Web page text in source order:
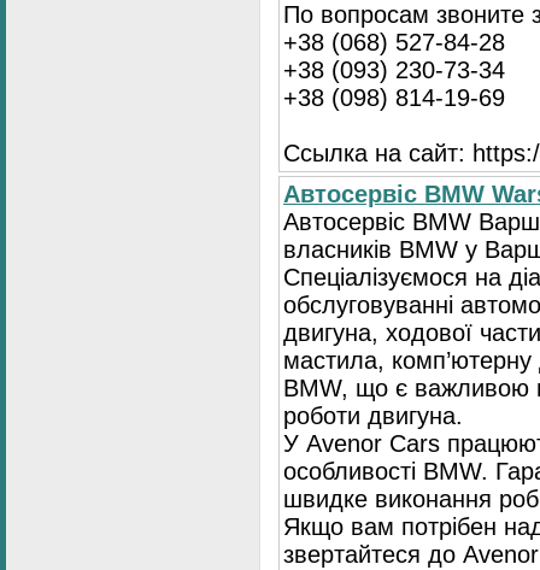
По вопросам звоните
+38 (068) 527-84-28
+38 (093) 230-73-34
+38 (098) 814-19-69
Ссылка на сайт:
Автосервіс BMW
Автосервіс BMW
власників BMW у
Спеціалізуємося на
обслуговуванні
двигуна, ходової
мастила, комп’ютерну
BMW, що є важливою
роботи двигуна.
У Avenor Cars
особливості BMW.
швидке виконання
Якщо вам потрібен
звертайтеся до